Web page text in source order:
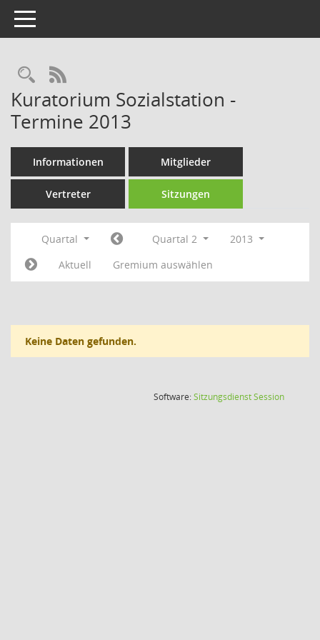
Toggle navigation
Rechercheauswahl
RSS-Feed
Kuratorium Sozialstation -
Termine 2013
Informationen Mitglieder
Vertreter Sitzungen
Quartal Quartal 2
2013
Aktuell
Gremium auswählen
Keine Daten gefunden.
Software:SitzungsdienstSession(Wird in